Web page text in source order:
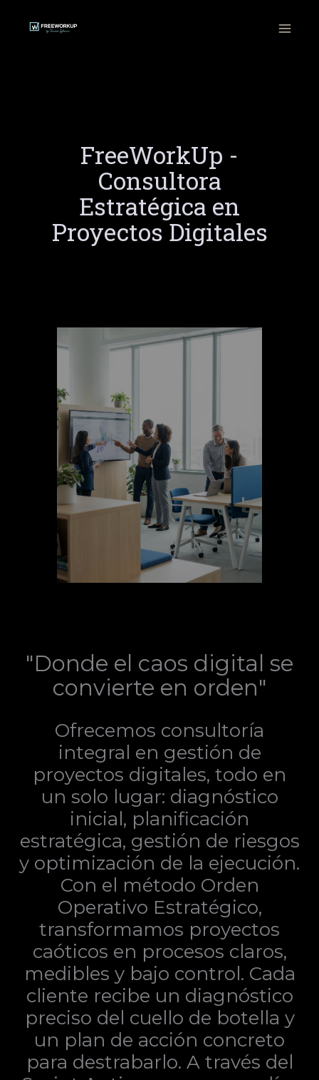
FreeWorkUp -
Consultora
Estratégica en
Proyectos Digitales
"Donde el caos digital se
convierte en orden"
Ofrecemos consultoría
integral en gestión de
proyectos digitales, todo en
un solo lugar: diagnóstico
inicial, planificación
estratégica, gestión de riesgos
y optimización de la ejecución.
Con el método Orden
Operativo Estratégico,
transformamos proyectos
caóticos en procesos claros,
medibles y bajo control. Cada
cliente recibe un diagnóstico
preciso del cuello de botella y
un plan de acción concreto
para destrabarlo. A través del